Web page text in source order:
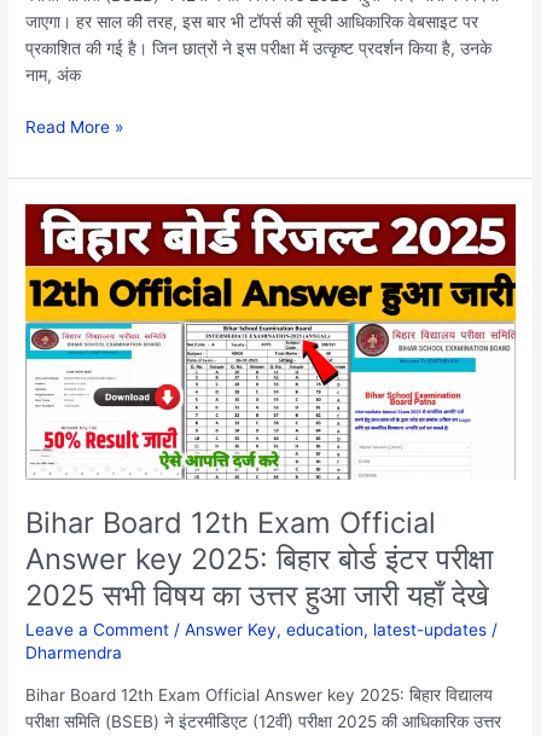
जाएगा। हर साल की तरह, इस बार भी टॉपर्स की सूची आधिकारिक वेबसाइट पर
प्रकाशित की गई है। जिन छात्रों ने इस परीक्षा में उत्कृष्ट प्रदर्शन किया है, उनके
नाम, अंक
Read More »
Bihar Board 12th Exam Official
Answer key 2025: बिहार बोर्ड इंटर परीक्षा
2025 सभी विषय का उत्तर हुआ जारी यहाँ देखे
Leave a Comment /Answer Key,education, latest-updates /
Dharmendra
Bihar Board 12th Exam Official Answer key 2025: बिहार विद्यालय
परीक्षा समिति (BSEB) ने इंटरमीडिएट (12वीं) परीक्षा 2025 की आधिकारिक उत्तर
Bihar
Board
12th
Exam
Official
Answer
key
2025:
बिहार
बोर्ड
इंटर
परीक्षा
2025
सभी
विषय
उत्तर
जारी
यहाँ